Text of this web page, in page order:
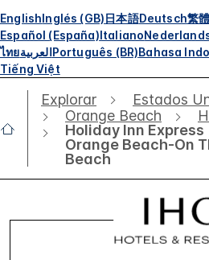
EnglishInglés (GB)日本語Deutsch繁
Español (España)Italiano
ไทยالعربيةPortuguês (BR)Bahasa
Tiếng Việt
Explorar Estados
Orange Beach
Holiday Inn Express
Orange Beach-On
Beach